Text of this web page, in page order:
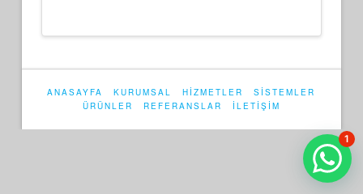
ANASAYFA KURUMSAL HİZMETLER
SİSTEMLER
ÜRÜNLER
REFERANSLAR İLETİŞİM
1